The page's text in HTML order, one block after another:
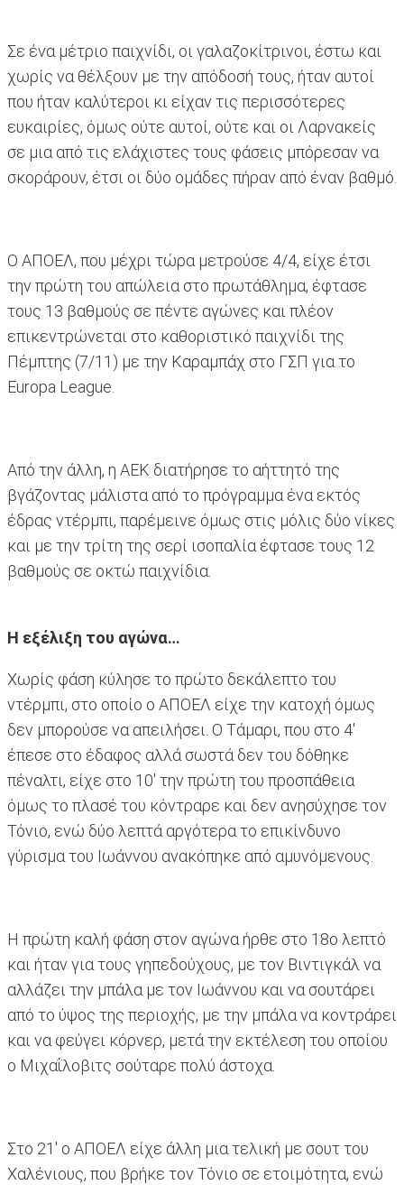
Σε ένα μέτριο παιχνίδι, οι γαλαζοκίτρινοι, έστω και
χωρίς να θέλξουν με την απόδοσή τους, ήταν αυτοί
που ήταν καλύτεροι κι είχαν τις περισσότερες
ευκαιρίες, όμως ούτε αυτοί, ούτε και οι Λαρνακείς
σε μια από τις ελάχιστες τους φάσεις μπόρεσαν να
σκοράρουν, έτσι οι δύο ομάδες πήραν από έναν βαθμό.
Ο ΑΠΟΕΛ, που μέχρι τώρα μετρούσε 4/4, είχε έτσι
την πρώτη του απώλεια στο πρωτάθλημα, έφτασε
τους 13 βαθμούς σε πέντε αγώνες και πλέον
επικεντρώνεται στο καθοριστικό παιχνίδι της
Πέμπτης (7/11) με την Καραμπάχ στο ΓΣΠ για το
Europa League.
Από την άλλη, η ΑΕΚ διατήρησε το αήττητό της
βγάζοντας μάλιστα από το πρόγραμμα ένα εκτός
έδρας ντέρμπι, παρέμεινε όμως στις μόλις δύο νίκες
και με την τρίτη της σερί ισοπαλία έφτασε τους 12
βαθμούς σε οκτώ παιχνίδια.
Η εξέλιξη του αγώνα…
Χωρίς φάση κύλησε το πρώτο δεκάλεπτο του
ντέρμπι, στο οποίο ο ΑΠΟΕΛ είχε την κατοχή όμως
δεν μπορούσε να απειλήσει. O Tάμαρι, που στο 4'
έπεσε στο έδαφος αλλά σωστά δεν του δόθηκε
πέναλτι, είχε στο 10' την πρώτη του προσπάθεια
όμως το πλασέ του κόντραρε και δεν ανησύχησε τον
Τόνιο, ενώ δύο λεπτά αργότερα το επικίνδυνο
γύρισμα του Ιωάννου ανακόπηκε από αμυνόμενους.
Η πρώτη καλή φάση στον αγώνα ήρθε στο 18ο λεπτό
και ήταν για τους γηπεδούχους, με τον Βιντιγκάλ να
αλλάζει την μπάλα με τον Ιωάννου και να σουτάρει
από το ύψος της περιοχής, με την μπάλα να κοντράρει
και να φεύγει κόρνερ, μετά την εκτέλεση του οποίου
ο Μιχαΐλοβιτς σούταρε πολύ άστοχα.
Στο 21' ο ΑΠΟΕΛ είχε άλλη μια τελική με σουτ του
Χαλένιους, που βρήκε τον Τόνιο σε ετοιμότητα, ενώ